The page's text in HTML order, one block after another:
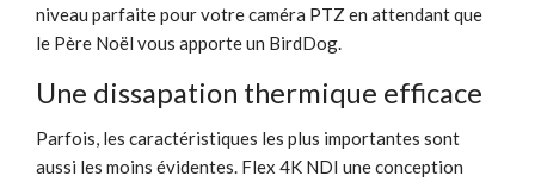
niveau parfaite pour votre caméra PTZ en attendant que
le Père Noël vous apporte un BirdDog.
Une dissapation thermique efficace
Parfois, les caractéristiques les plus importantes sont
aussi les moins évidentes. Flex 4K NDI une conception